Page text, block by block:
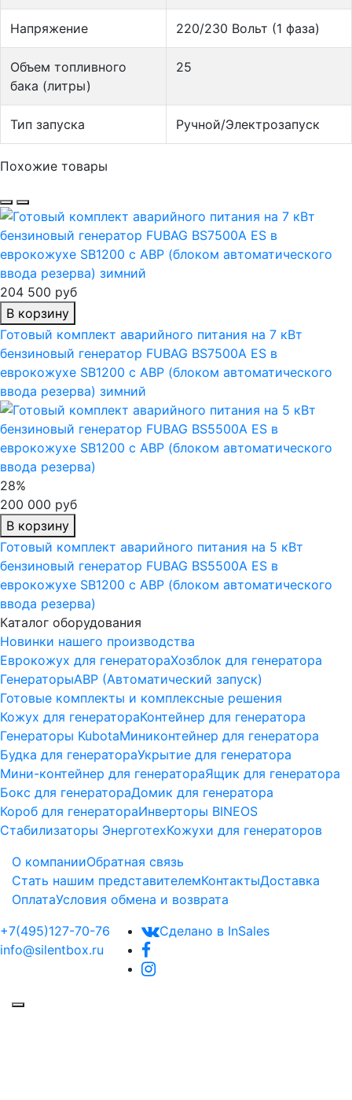
Напряжение 220/230 Вольт (1 фаза)
Объем топливного
бака (литры)
25
Тип запуска Ручной/Электрозапуск
Похожие товары
204 500 руб
В корзину
Готовый комплект аварийного питания на 7 кВт
бензиновый генератор FUBAG BS7500A ES в
еврокожухе SB1200 с АВР (блоком автоматического
ввода резерва) зимний
28%
200 000 руб
В корзину
Готовый комплект аварийного питания на 5 кВт
бензиновый генератор FUBAG BS5500A ES в
еврокожухе SB1200 с АВР (блоком автоматического
ввода резерва)
Каталог оборудования
Новинки нашего производства
Еврокожух для генератораХозблок для генератора
ГенераторыАВР (Автоматический запуск)
Готовые комплекты и комплексные решения
Кожух для генератораКонтейнер для генератора
Генераторы KubotaМиниконтейнер для генератора
Будка для генератораУкрытие для генератора
Мини-контейнер для генератораЯщик для генератора
Бокс для генератораДомик для генератора
Короб для генератораИнверторы BINEOS
Стабилизаторы ЭнерготехКожухи для генераторов
О компанииОбратная связь
Стать нашим представителемКонтактыДоставка
ОплатаУсловия обмена и возврата
+7(495)127-70-76
info@silentbox.ru
Сделано в InSales